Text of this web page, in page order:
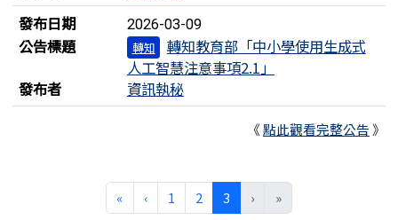
發布日期
2026-03-09
公告標題 轉知
轉知教育部「中小學使用生成式
人工智慧注意事項2.1」
發布者
資訊執秘
《點此觀看完整公告》
«第一頁
‹上一頁
1 2 3 (目前頁次)
› »